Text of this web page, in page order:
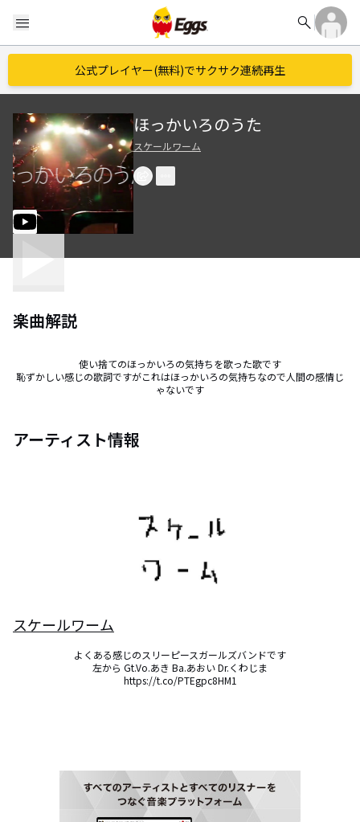
menu search
公式プレイヤー(無料)でサクサク連続再生
ほっかいろのうた
スケールワーム
楽曲解説
使い捨てのほっかいろの気持ちを歌った歌です
恥ずかしい感じの歌詞ですがこれはほっかいろの気持ちなので人間の感情じ
ゃないです
アーティスト情報
スケールワーム
よくある感じのスリーピースガールズバンドです
左から Gt.Vo.あき Ba.あおい Dr.くわじま
https://t.co/PTEgpc8HM1